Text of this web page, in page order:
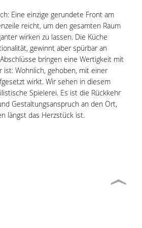
Eine einzige gerundete Front am
reicht, um den gesamten Raum
wirken zu lassen. Die Küche
gewinnt aber spürbar an
bringen eine Wertigkeit mit
ist: Wohnlich, gehoben, mit einer
wirkt. Wir sehen in diesem
Spielerei. Es ist die Rückkehr
Gestaltungsanspruch an den Ort,
längst das Herzstück ist.